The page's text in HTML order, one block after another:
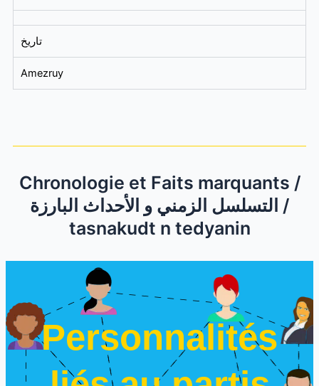
تاريخ
Amezruy
Chronologie et Faits marquants /
التسلسل الزمني و الأحداث البارزة /
tasnakudt n tedyanin
Personnalités